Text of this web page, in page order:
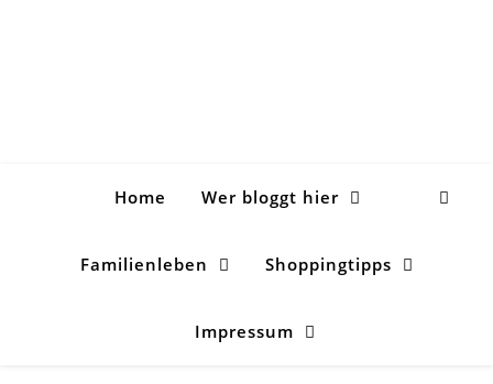
Home Wer bloggt hier
Familienleben Shoppingtipps
Impressum